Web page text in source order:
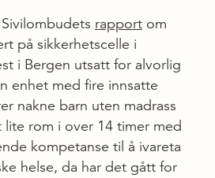
rapport om
på sikkerhetscelle i
i Bergen utsatt for alvorlig
enhet med fire innsatte
nakne barn uten madrass
rom i over 14 timer med
kompetanse til å ivareta
helse, da har det gått for